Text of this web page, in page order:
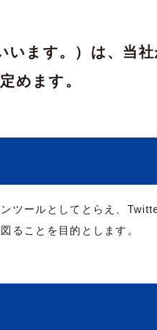
めます。
ツールとしてとらえ、
ることを目的とします。